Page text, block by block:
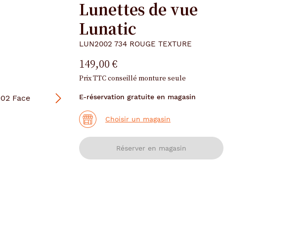
Suivant
Lunettes de vue
Lunatic
LUN2002 734 ROUGE TEXTURE
149,00 €
Prix TTC conseillé monture seule
E-réservation gratuite en magasin
Choisir un magasin
Réserver en magasin